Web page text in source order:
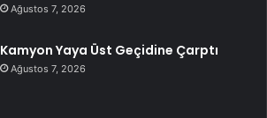
Ağustos 7, 2026
Kamyon Yaya Üst Geçidine Çarptı
Ağustos 7, 2026